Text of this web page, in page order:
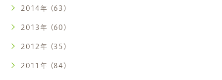
2014年 (63)
2013年 (60)
2012年 (35)
2011年 (84)